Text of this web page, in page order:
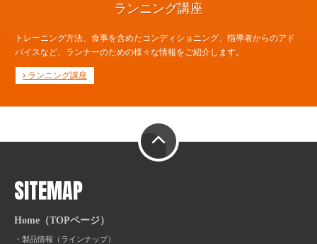
ランニング講座
トレーニング方法、食事を含めたコンディショニング、指導者からのアド
バイスなど、ランナーのための様々な情報をご紹介します。
ランニング講座
SITEMAP
Home（TOPページ）
製品情報（ラインナップ）